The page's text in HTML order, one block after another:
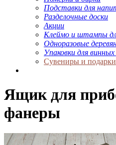
Подставки для
Разделочные доски
Акции
Клеймо и штампы
Одноразовые
Упаковки для
Сувениры и подарки
Ящик для
фанеры